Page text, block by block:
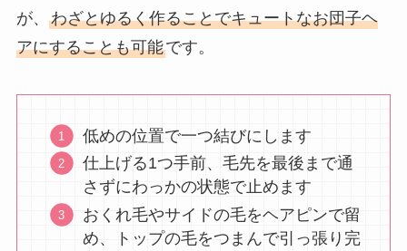
が、 わざとゆるく作ることでキュートなお団子ヘ
アにすることも可能です。
低めの位置で一つ結びにします
仕上げる1つ手前、毛先を最後まで通
さずにわっかの状態で止めます
おくれ毛やサイドの毛をヘアピンで留
め、トップの毛をつまんで引っ張り完